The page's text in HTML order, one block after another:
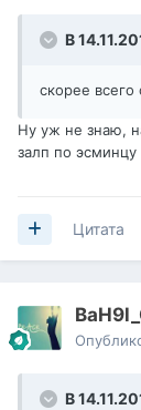
В
скорее всего
Ну уж не знаю,
залп по эсминцу
Цитата
В